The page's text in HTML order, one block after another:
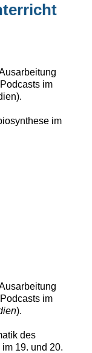
im
im
im
).
des
19. und 20.